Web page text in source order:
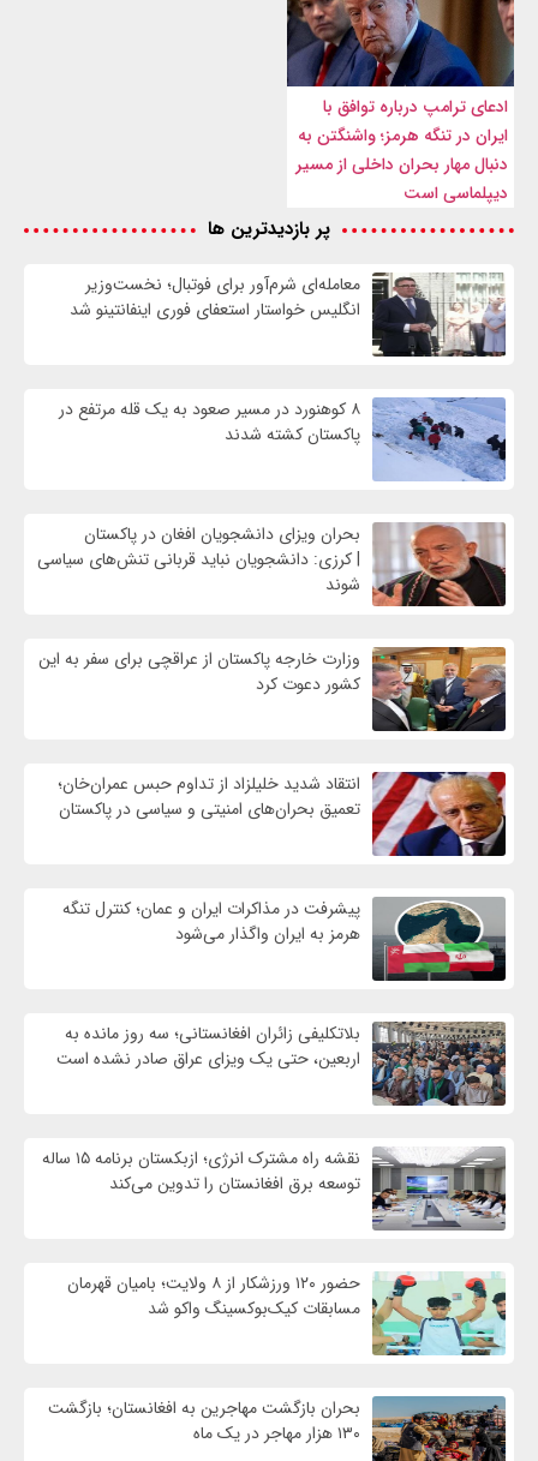
ادعای ترامپ درباره توافق با
ایران در تنگه هرمز؛ واشنگتن به
دنبال مهار بحران داخلی از مسیر
دیپلماسی است
پر بازدیدترین ها
معامله‌ای شرم‌آور برای فوتبال؛ نخست‌وزیر
انگلیس خواستار استعفای فوری اینفانتینو شد
۸ کوهنورد در مسیر صعود به یک قله مرتفع در
پاکستان کشته شدند
بحران ویزای دانشجویان افغان در پاکستان
| کرزی: دانشجویان نباید قربانی تنش‌های سیاسی
شوند
وزارت خارجه پاکستان از عراقچی برای سفر به این
کشور دعوت کرد
انتقاد شدید خلیلزاد از تداوم حبس عمران‌خان؛
تعمیق بحران‌های امنیتی و سیاسی در پاکستان
پیشرفت در مذاکرات ایران و عمان؛ کنترل تنگه
هرمز به ایران واگذار می‌شود
بلاتکلیفی زائران افغانستانی؛ سه روز مانده به
اربعین، حتی یک ویزای عراق صادر نشده است
نقشه راه مشترک انرژی؛ ازبکستان برنامه ۱۵ ساله
توسعه برق افغانستان را تدوین می‌کند
حضور ۱۲۰ ورزشکار از ۸ ولایت؛ بامیان قهرمان
مسابقات کیک‌بوکسینگ واکو شد
بحران بازگشت مهاجرین به افغانستان؛ بازگشت
۱۳۰ هزار مهاجر در یک ماه